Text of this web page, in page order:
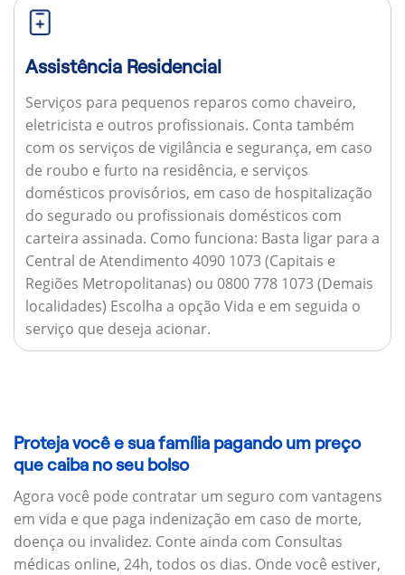
Assistência Residencial
Serviços para pequenos reparos como chaveiro,
eletricista e outros profissionais. Conta também
com os serviços de vigilância e segurança, em caso
de roubo e furto na residência, e serviços
domésticos provisórios, em caso de hospitalização
do segurado ou profissionais domésticos com
carteira assinada. Como funciona: Basta ligar para a
Central de Atendimento 4090 1073 (Capitais e
Regiões Metropolitanas) ou 0800 778 1073 (Demais
localidades) Escolha a opção Vida e em seguida o
serviço que deseja acionar.
Proteja você e sua família pagando um preço
que caiba no seu bolso
Agora você pode contratar um seguro com vantagens
em vida e que paga indenização em caso de morte,
doença ou invalidez. Conte ainda com Consultas
médicas online, 24h, todos os dias. Onde você estiver,